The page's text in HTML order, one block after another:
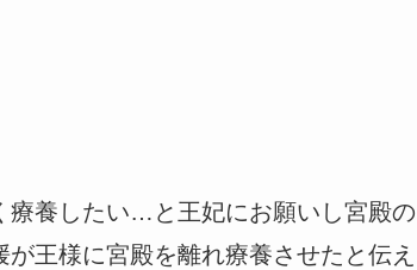
療養したい…と王妃にお願いし宮殿の
王様に宮殿を離れ療養させたと伝え